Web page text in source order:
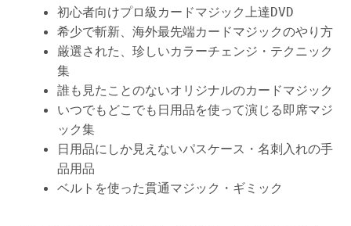
初心者向けプロ級カードマジック上達DVD
希少で斬新、海外最先端カードマジックのやり方
厳選された、珍しいカラーチェンジ・テクニック
集
誰も見たことのないオリジナルのカードマジック
いつでもどこでも日用品を使って演じる即席マジ
ック集
日用品にしか見えないパスケース・名刺入れの手
品用品
ベルトを使った貫通マジック・ギミック